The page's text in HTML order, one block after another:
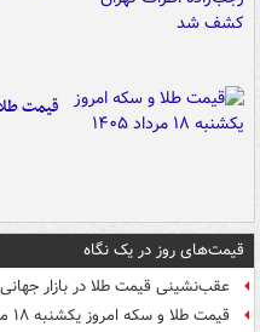
قیمت طلا و
قیمت‌های روز در یک نگاه
عقب‌نشینی قیمت طلا در بازار جهانی
قیمت طلا و سکه امروز یکشنبه ۱۸ مرداد ۱۴۰۵